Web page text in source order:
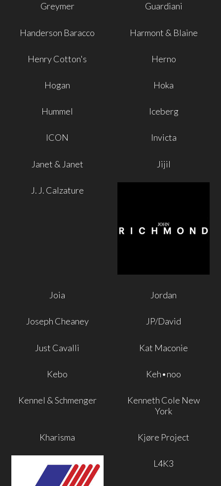
Greymer Guardiani
Handerson Baracco Harmont & Blaine
Henry Cotton's Herno
Hogan Hoka
Hummel Iceberg
ICON Invicta
Janet & Janet Jijil
J. J. Calzature
Joia Jordan
Joseph Cheaney JP/David
Just Cavalli Kat Maconie
Kebo Keh•noo
Kennel & Schmenger
Kenneth Cole New
York
Kharisma Kjøre Project
L4K3